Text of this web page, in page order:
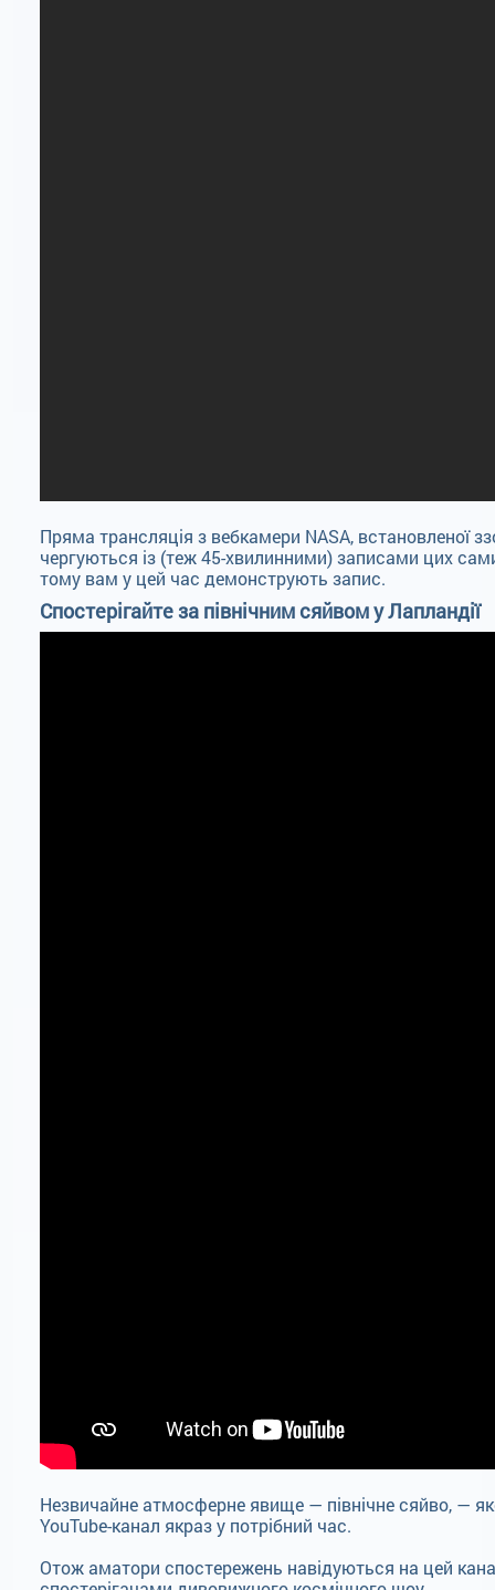
Пряма трансляція з вебкамери NASA, встановленої
чергуються із (теж 45-хвилинними) записами цих
тому вам у цей час демонструють запис.
Спостерігайте за північним сяйвом у Лапландії
Незвичайне атмосферне явище — північне сяйво, —
YouTube-канал якраз у потрібний час.
Отож аматори спостережень навідуються на цей